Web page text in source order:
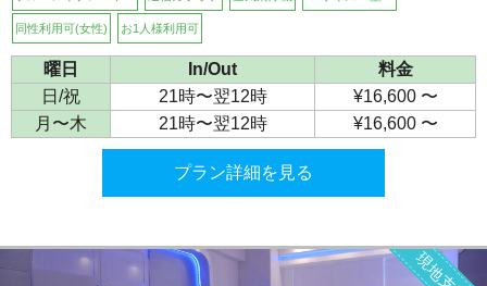
同性利用可(女性) お1人様利用可
曜日 In/Out
料金
日/祝
21時〜翌12時
¥16,600 〜
月〜木
21時〜翌12時 ¥16,600 〜
プラン詳細を見る